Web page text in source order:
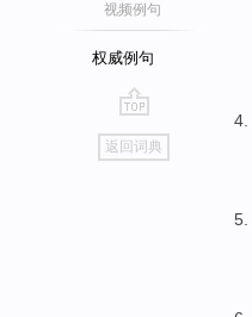
视频例句
权威例句
go
top
返回词典